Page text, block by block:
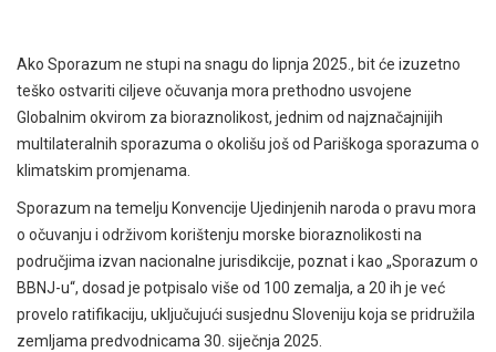
Ako Sporazum ne stupi na snagu do lipnja 2025., bit će izuzetno
teško ostvariti ciljeve očuvanja mora prethodno usvojene
Globalnim okvirom za bioraznolikost, jednim od najznačajnijih
multilateralnih sporazuma o okolišu još od Pariškoga sporazuma o
klimatskim promjenama.
Sporazum na temelju Konvencije Ujedinjenih naroda o pravu mora
o očuvanju i održivom korištenju morske bioraznolikosti na
područjima izvan nacionalne jurisdikcije, poznat i kao „Sporazum o
BBNJ-u“, dosad je potpisalo više od 100 zemalja, a 20 ih je već
provelo ratifikaciju, uključujući susjednu Sloveniju koja se pridružila
zemljama predvodnicama 30. siječnja 2025.